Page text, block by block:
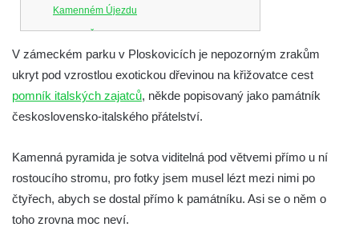
Kamenném Újezdu
Kenotaf Šimona Valhy na starém hřbitově v
Kamenném Újezdě
Kenotaf Václava B. Hájka na starém
hřbitově v Kamenném Újezdě
Pomník obětem válek na Náměstí v
Kenotaf Jana Mojžiše na hřbitově ve
Velešíně
Kenotaf Josefa Jílka na hřbitově ve
V zámeckém parku v Ploskovicích je nepozorným zrakům
ukryt pod vzrostlou exotickou dřevinou na křižovatce cest
pomník italských zajatců, někde popisovaný jako památník
československo-italského přátelství.
Kamenná pyramida je sotva viditelná pod větvemi přímo u ní
rostoucího stromu, pro fotky jsem musel lézt mezi nimi po
čtyřech, abych se dostal přímo k památníku. Asi se o něm o
toho zrovna moc neví.